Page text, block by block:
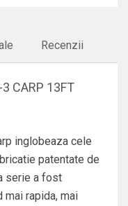
Recenzii
3 CARP 13FT
inglobeaza cele
patentate de
serie a fost
mai rapida, mai